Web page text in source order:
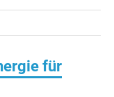
für